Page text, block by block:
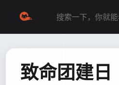
致命团建日